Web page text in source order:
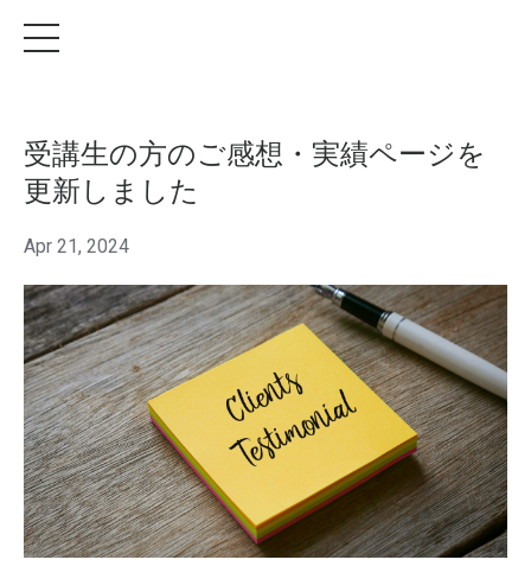
受講生の方のご感想・実績ページを
更新しました
Apr 21, 2024